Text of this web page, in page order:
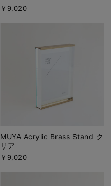
￥9,020
MUYA Acrylic Brass Stand ク
リア
￥9,020